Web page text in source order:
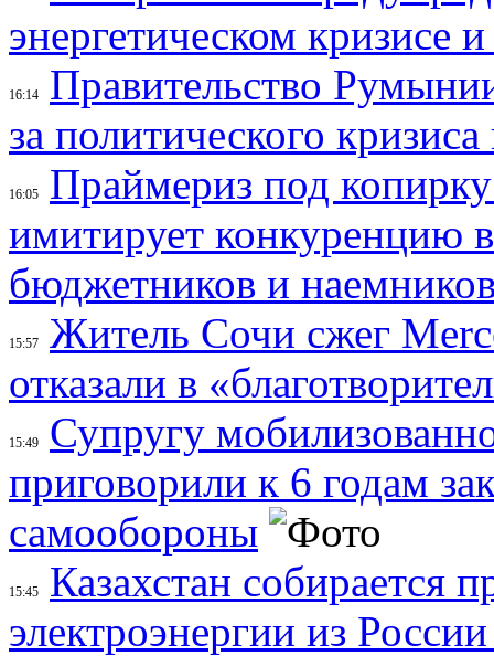
энергетическом кризисе
16:14
Правительство
за политического
16:05
Праймериз под
имитирует конкуренцию
бюджетников и
15:57
Житель Сочи сжег
отказали в
15:49
Супругу
приговорили к 6 годам
самообороны
15:45
Казахстан собирается
электроэнергии из